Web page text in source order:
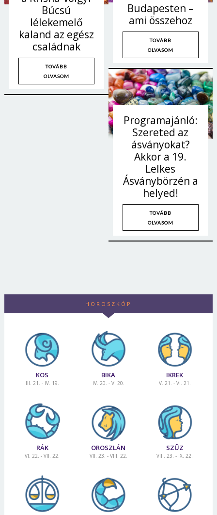
Búcsú
lélekemelő
kaland az egész
családnak
TOVÁBB
OLVASOM
Budapesten –
ami összehoz
TOVÁBB
OLVASOM
Programajánló:
Szereted az
ásványokat?
Akkor a 19.
Lelkes
Ásványbörzén a
helyed!
TOVÁBB
OLVASOM
HOROSZKÓP
KOS
III. 21. - IV. 19.
BIKA
IV. 20. - V. 20.
IKREK
V. 21. - VI. 21.
RÁK
VI. 22. - VII. 22.
OROSZLÁN
VII. 23. - VIII. 22.
SZŰZ
VIII. 23. - IX. 22.